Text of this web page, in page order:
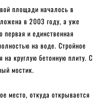
площади началось в
в 2003 году, а уже
первая и единственная
на воде. Стройное
на круглую бетонную плиту. С
мостик.
место, откуда открывается